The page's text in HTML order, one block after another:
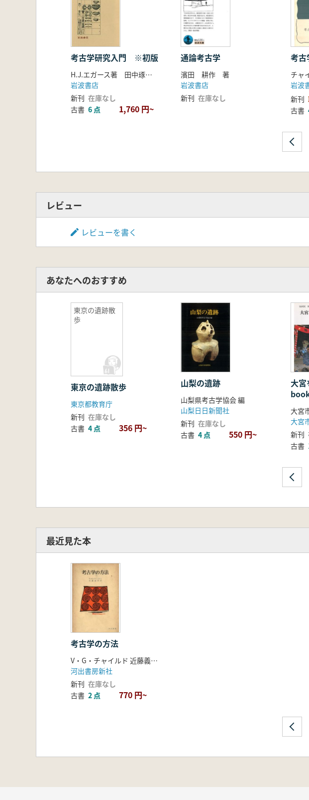
考古学研究入門 ※初版
H.J.エガース著 田中琢 佐原真 訳
岩波書店
新刊 在庫なし
古書 6 点 1,760 円~
通論考古学
濱田 耕作 著
岩波書店
新刊 在庫なし
考古
岩波
新刊
古書
レビュー
レビューを書く
あなたへのおすすめ
東京の遺跡散
歩
東京の遺跡散歩
東京都教育庁
新刊 在庫なし
古書 4 点 356 円~
山梨の遺跡
山梨県考古学協会 編
山梨日日新聞社
新刊 在庫なし
古書 4 点 550 円~
大宮
大宮
大宮
新刊
古書
最近見た本
考古学の方法
V・G・チャイルド 近藤義郎 訳
河出書房新社
新刊 在庫なし
古書 2 点 770 円~